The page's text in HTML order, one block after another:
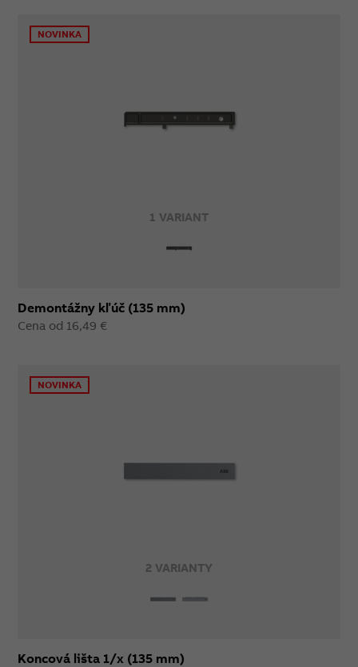
1 VARIANT
NOVINKA
Demontážny kľúč (135 mm)
Cena od 16,49 €
2 VARIANTY
NOVINKA
Koncová lišta 1/x (135 mm)